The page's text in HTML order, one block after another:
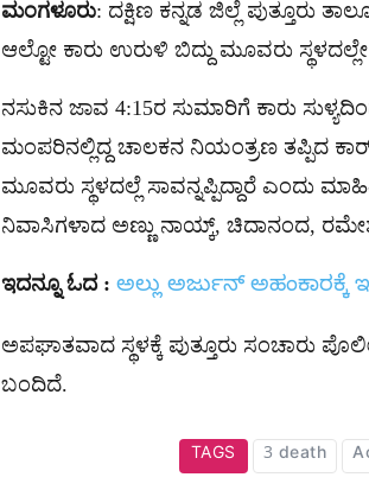
ಮಂಗಳೂರು: ದಕ್ಷಿಣ ಕನ್ನಡ ಜಿಲ್ಲೆ ಪುತ್ತೂರು
ಆಲ್ಟೋ ಕಾರು ಉರುಳಿ ಬಿದ್ದು ಮೂವರು
ನಸುಕಿನ ಜಾವ 4:15ರ ಸುಮಾರಿಗೆ ಕಾರು
ಮಂಪರಿನಲ್ಲಿದ್ದ ಚಾಲಕನ ನಿಯಂತ್ರಣ ತಪ್ಪಿದ
ಮೂವರು ಸ್ಥಳದಲ್ಲೆ ಸಾವನ್ನಪ್ಪಿದ್ದಾರೆ ಎಂದು
ನಿವಾಸಿಗಳಾದ ಅಣ್ಣು ನಾಯ್ಕ್, ಚಿದಾನಂದ,
ಇದನ್ನೂ ಓದ : ಅಲ್ಲು ಅರ್ಜುನ್​ ಅಹಂಕಾರಕ್ಕೆ
ಅಪಘಾತವಾದ ಸ್ಥಳಕ್ಕೆ ಪುತ್ತೂರು ಸಂಚಾರು
ಬಂದಿದೆ.
TAGS 3 death